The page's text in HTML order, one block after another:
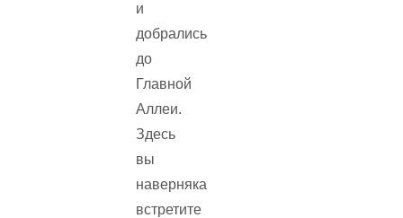
и
добрались
до
Главной
Аллеи.
Здесь
вы
наверняка
встретите